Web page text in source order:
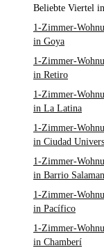
Beliebte Viertel
1-Zimmer-
in Goya
1-Zimmer-
in Retiro
1-Zimmer-
in La Latina
1-Zimmer-
in Ciudad
1-Zimmer-
in Barrio
1-Zimmer-
in Pacífico
1-Zimmer-
in Chamberí